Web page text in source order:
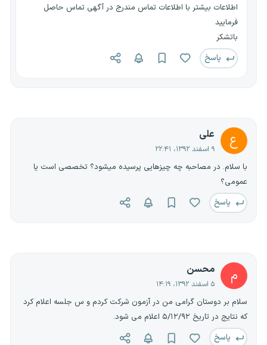
اطلاعات بیشتر با اطلاعات تماس مندرج در آگهی تماس حاصل
فرمایید
باتشکر
پاسخ
ع علی
۹ اسفند ۱۳۹۲، ۲۲:۴۱
با سلام. در مصاحبه چه چیزهایی پرسیده میشود؟ تخصصی است یا
عمومی؟
پاسخ
م محسن
۵ اسفند ۱۳۹۲، ۱۴:۱۹
سلام بر دوستان گرامی من در آزمون شرکت کردم و س جلسه اعلام کرد
که نتایج در تاریخ ۵/۱۲/۹۲ اعلام می شود.
پاسخ